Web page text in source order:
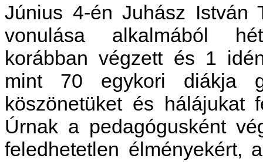
Június 4-én Juhász István
vonulása alkalmából
korábban végzett és 1
mint 70 egykori diákja
köszönetüket és hálájukat
Úrnak a pedagógusként
feledhetetlen élményekért,